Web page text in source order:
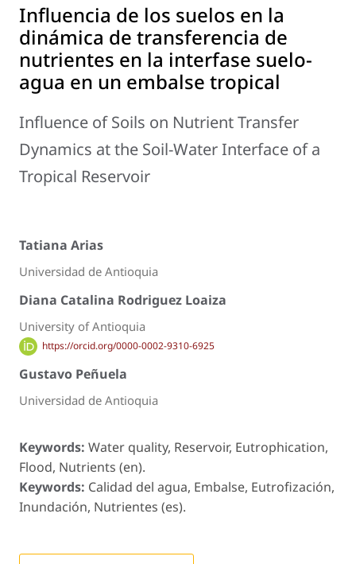
Influencia de los suelos en la
dinámica de transferencia de
nutrientes en la interfase suelo-
agua en un embalse tropical
Influence of Soils on Nutrient Transfer
Dynamics at the Soil-Water Interface of a
Tropical Reservoir
Tatiana Arias
Universidad de Antioquia
Diana Catalina Rodriguez Loaiza
University of Antioquia
https://orcid.org/0000-0002-9310-6925
Gustavo Peñuela
Universidad de Antioquia
Keywords: Water quality, Reservoir, Eutrophication,
Flood, Nutrients (en).
Keywords: Calidad del agua, Embalse, Eutrofización,
Inundación, Nutrientes (es).